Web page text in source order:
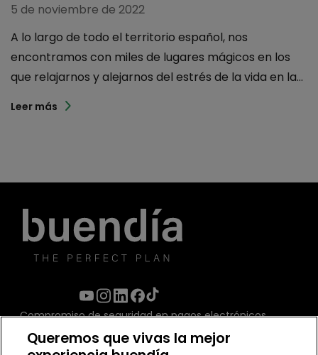
5 de noviembre de 2022
A lo largo de todo el territorio español, nos
encontramos con miles de lugares mágicos en los
que relajarnos y alejarnos del estrés de la vida en la...
Leer más
Compromiso de seguridad en pagos electrónicos
Queremos que vivas la mejor